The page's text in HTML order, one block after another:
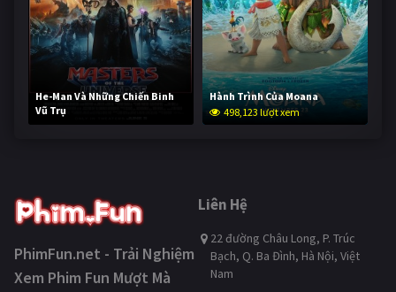
He-Man Và Những Chiến Binh
Vũ Trụ
247,593 lượt xem
Hành Trình Của Moana
498,123 lượt xem
PhimFun.net - Trải Nghiệm
Xem Phim Fun Mượt Mà
Liên Hệ
22 đường Châu Long, P. Trúc
Bạch, Q. Ba Đình, Hà Nội, Việt
Nam